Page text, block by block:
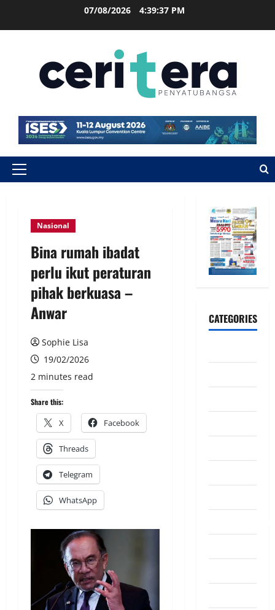
07/08/2026 4:39:38 PM
Nasional
Bina rumah ibadat
perlu ikut peraturan
pihak berkuasa –
Anwar
Sophie Lisa
19/02/2026
2 minutes read
Share this:
X Facebook
Threads
Telegram
WhatsApp
CATEGORIES